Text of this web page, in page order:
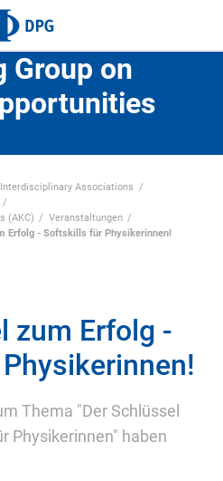
Group on
Interdisciplinary Associations
(AKC)
Veranstaltungen
Erfolg - Softskills für Physikerinnen!
zum Erfolg -
Thema "Der Schlüssel
Physikerinnen" haben